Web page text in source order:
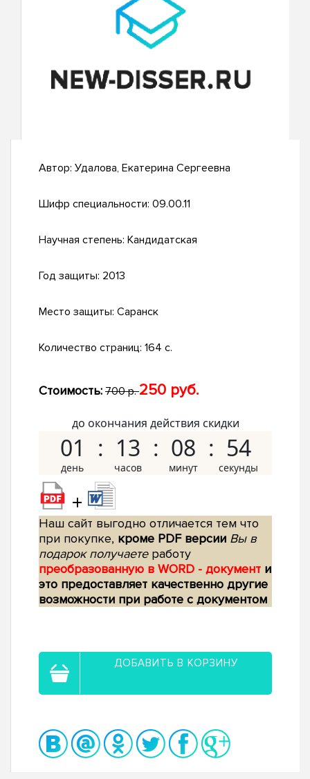
Автор: Удалова, Екатерина Сергеевна
Шифр специальности: 09.00.11
Научная степень: Кандидатская
Год защиты: 2013
Место защиты: Саранск
Количество страниц: 164 с.
Стоимость: 700 р.250 руб.
до окончания действия скидки
01 13 08 53
+
Наш сайт выгодно отличается тем что
при покупке, кроме PDF версии Вы в
подарок получаетеработу
преобразованную в WORD - документ и
это предоставляет качественно другие
возможности при работе с документом
ДОБАВИТЬ В КОРЗИНУ